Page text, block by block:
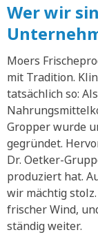
Wer wir
Moers
mit Tradition.
tatsächlich so:
Gropper wurde
gegründet.
Dr. Oetker-
produziert hat.
wir mächtig
frischer Wind,
ständig weiter.